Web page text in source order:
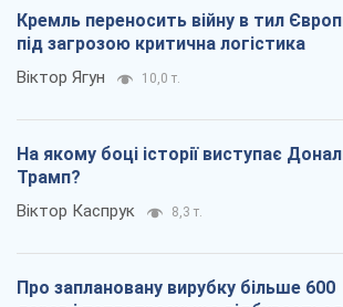
Кремль переносить війну в тил
під загрозою критична логістика
Віктор Ягун 10,0 т.
На якому боці історії виступає
Трамп?
Віктор Каспрук 8,3 т.
Про заплановану вирубку більше 600